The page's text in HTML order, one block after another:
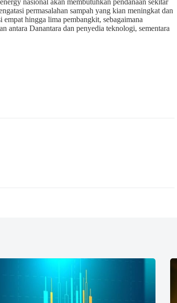
nasional akan membutuhkan pendanaan sekitar
permasalahan sampah yang kian meningkat dan
hingga lima pembangkit, sebagaimana
antara Danantara dan penyedia teknologi, sementara